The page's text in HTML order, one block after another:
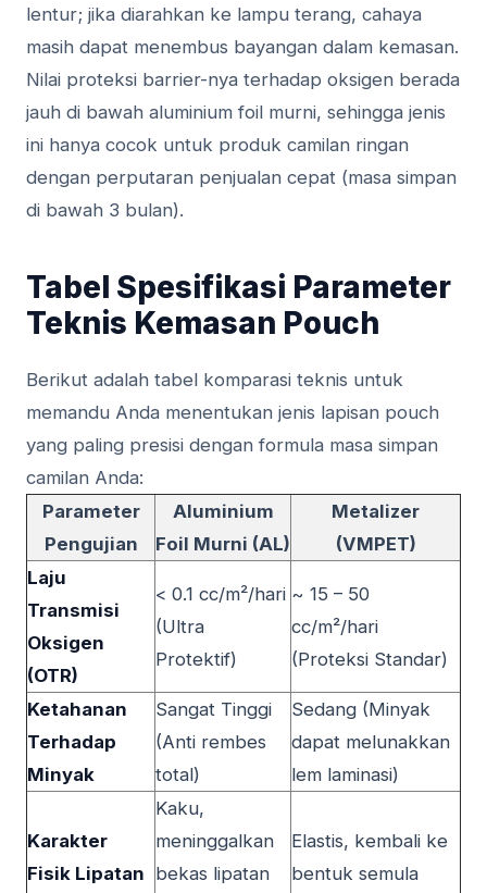
lentur; jika diarahkan ke lampu terang, cahaya
masih dapat menembus bayangan dalam kemasan.
Nilai proteksi barrier-nya terhadap oksigen berada
jauh di bawah aluminium foil murni, sehingga jenis
ini hanya cocok untuk produk camilan ringan
dengan perputaran penjualan cepat (masa simpan
di bawah 3 bulan).
Tabel Spesifikasi Parameter
Teknis Kemasan Pouch
Berikut adalah tabel komparasi teknis untuk
memandu Anda menentukan jenis lapisan pouch
yang paling presisi dengan formula masa simpan
camilan Anda:
Parameter
Pengujian
Aluminium
Foil Murni (AL)
Metalizer
(VMPET)
Laju
Transmisi
Oksigen
(OTR)
< 0.1 cc/m²/hari
(Ultra
Protektif)
~ 15 – 50
cc/m²/hari
(Proteksi Standar)
Ketahanan
Terhadap
Minyak
Sangat Tinggi
(Anti rembes
total)
Sedang (Minyak
dapat melunakkan
lem laminasi)
Karakter
Fisik Lipatan
Kaku,
meninggalkan
bekas lipatan
Elastis, kembali ke
bentuk semula